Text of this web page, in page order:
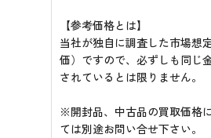
【参考価格とは】
当社が独自に調査した市場想
価）ですので、必ずしも同じ
されているとは限りません。
※開封品、中古品の買取価格
ては別途お問い合せ下さい。